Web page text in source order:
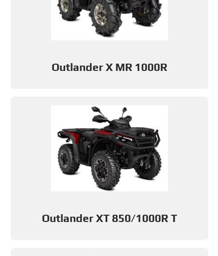
Outlander X MR 1000R
Outlander XT 850/1000R T